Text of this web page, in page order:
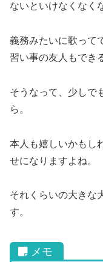
ないといけなくなく
義務みたいに歌って
習い事の友人もでき
そうなって、少しで
ら。
本人も嬉しいかもし
せになりますよね。
それくらいの大きな
す。